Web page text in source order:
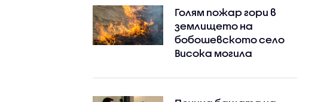
Голям пожар гори в
землището на
бобошевското село
Висока могила